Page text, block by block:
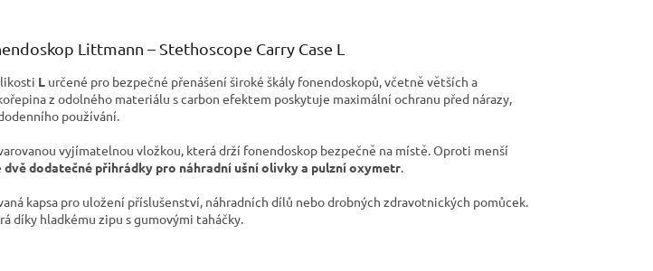
Littmann – Stethoscope Carry Case L
L určené pro bezpečné přenášení široké škály fonendoskopů, včetně větších a
z odolného materiálu s carbon efektem poskytuje maximální ochranu před nárazy,
používání.
vyjímatelnou vložkou, která drží fonendoskop bezpečně na místě. Oproti menší
dvě dodatečné přihrádky pro náhradní ušní olivky a pulzní oxymetr
kapsa pro uložení příslušenství, náhradních dílů nebo drobných zdravotnických pomůcek.
díky hladkému zipu s gumovými taháčky.